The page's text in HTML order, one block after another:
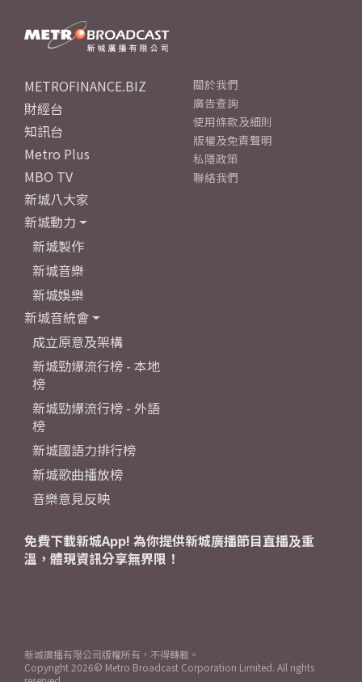
METROFINANCE.BIZ
財經台
知訊台
Metro Plus
MBO TV
新城八大家
新城動力
新城製作
新城音樂
新城娛樂
新城音統會
成立原意及架構
新城勁爆流行榜 - 本地
榜
新城勁爆流行榜 - 外語
榜
新城國語力排行榜
新城歌曲播放榜
音樂意見反映
關於我們
廣告查詢
使用條款及細則
版權及免責聲明
私隱政策
聯絡我們
免費下載新城App! 為你提供新城廣播節目直播及重
溫，體現資訊分享無界限！
新城廣播有限公司版權所有，不得轉載。
Copyright 2026© Metro Broadcast Corporation Limited. All rights